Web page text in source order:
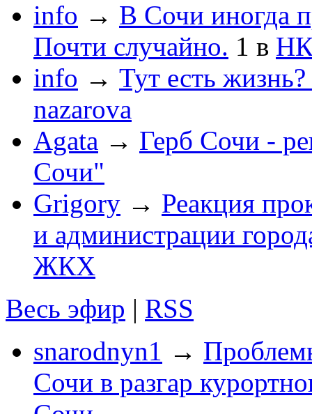
info → В Сочи иногда
Почти случайно. 1 в
info → Тут есть
nazarova
Agata → Герб Сочи -
Сочи"
Grigory → Реакция
и администрации
ЖКХ
Весь эфир | RSS
snarodnyn1 →
Сочи в разгар